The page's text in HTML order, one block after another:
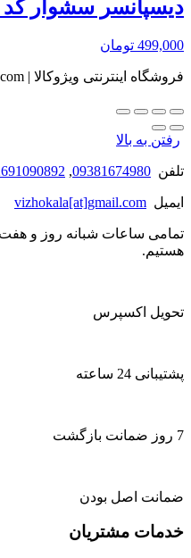
دیسپانسر سشوار کد 023
499,000 تومان
فروشگاه اینترنتی ویژوکالا | www.vizhokala.com
رفتن به بالا
تلفن 09381674980
,
ایمیل vizhokala[at]gmail.com
تمامی ساعات شبانه روز و
هستیم.
تحویل اکسپرس
پشتیبانی 24 ساعته
7 روز ضمانت بازگشت
ضمانت اصل بودن
خدمات مشتریان